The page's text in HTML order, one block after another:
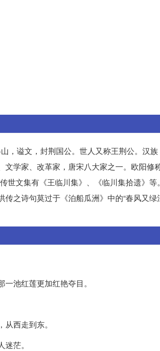
，谥文，封荆国公。世人又称王荆公。汉
学家、改革家，唐宋八大家之一。欧阳修
世文集有《王临川集》、《临川集拾遗》
之诗句莫过于《泊船瓜洲》中的“春风又
池红莲更加红艳夺目。
西走到东。
茫。